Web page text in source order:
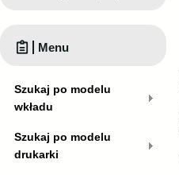
Menu
Szukaj po modelu
wkładu
Szukaj po modelu
drukarki